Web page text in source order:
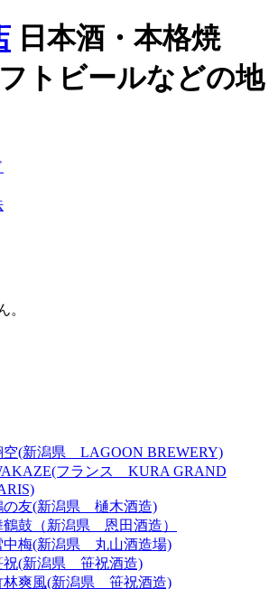
日本酒・本格焼
トビールなどの地
。
空(新潟県 LAGOON BREWERY)
フランス KURA GRAND
の友(新潟県 樋木酒造)
鶴鼓（新潟県 恩田酒造）
中梅(新潟県 丸山酒造場)
祝(新潟県 笹祝酒造)
林爽風(新潟県 笹祝酒造)